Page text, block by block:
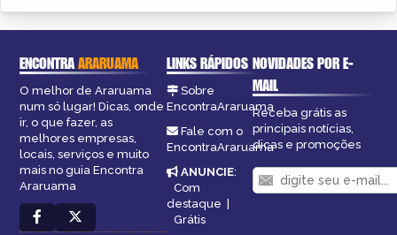
ENCONTRAARARUAMA
O melhor de Araruama
num só lugar! Dicas, onde
ir, o que fazer, as
melhores empresas,
locais, serviços e muito
mais no guia Encontra
Araruama
LINKS RÁPIDOS
Sobre
EncontraAraruama
Fale com o
EncontraAraruama
ANUNCIE:
Com
destaque |
Grátis
NOVIDADES POR E-
MAIL
Receba grátis as
principais notícias,
dicas e promoções